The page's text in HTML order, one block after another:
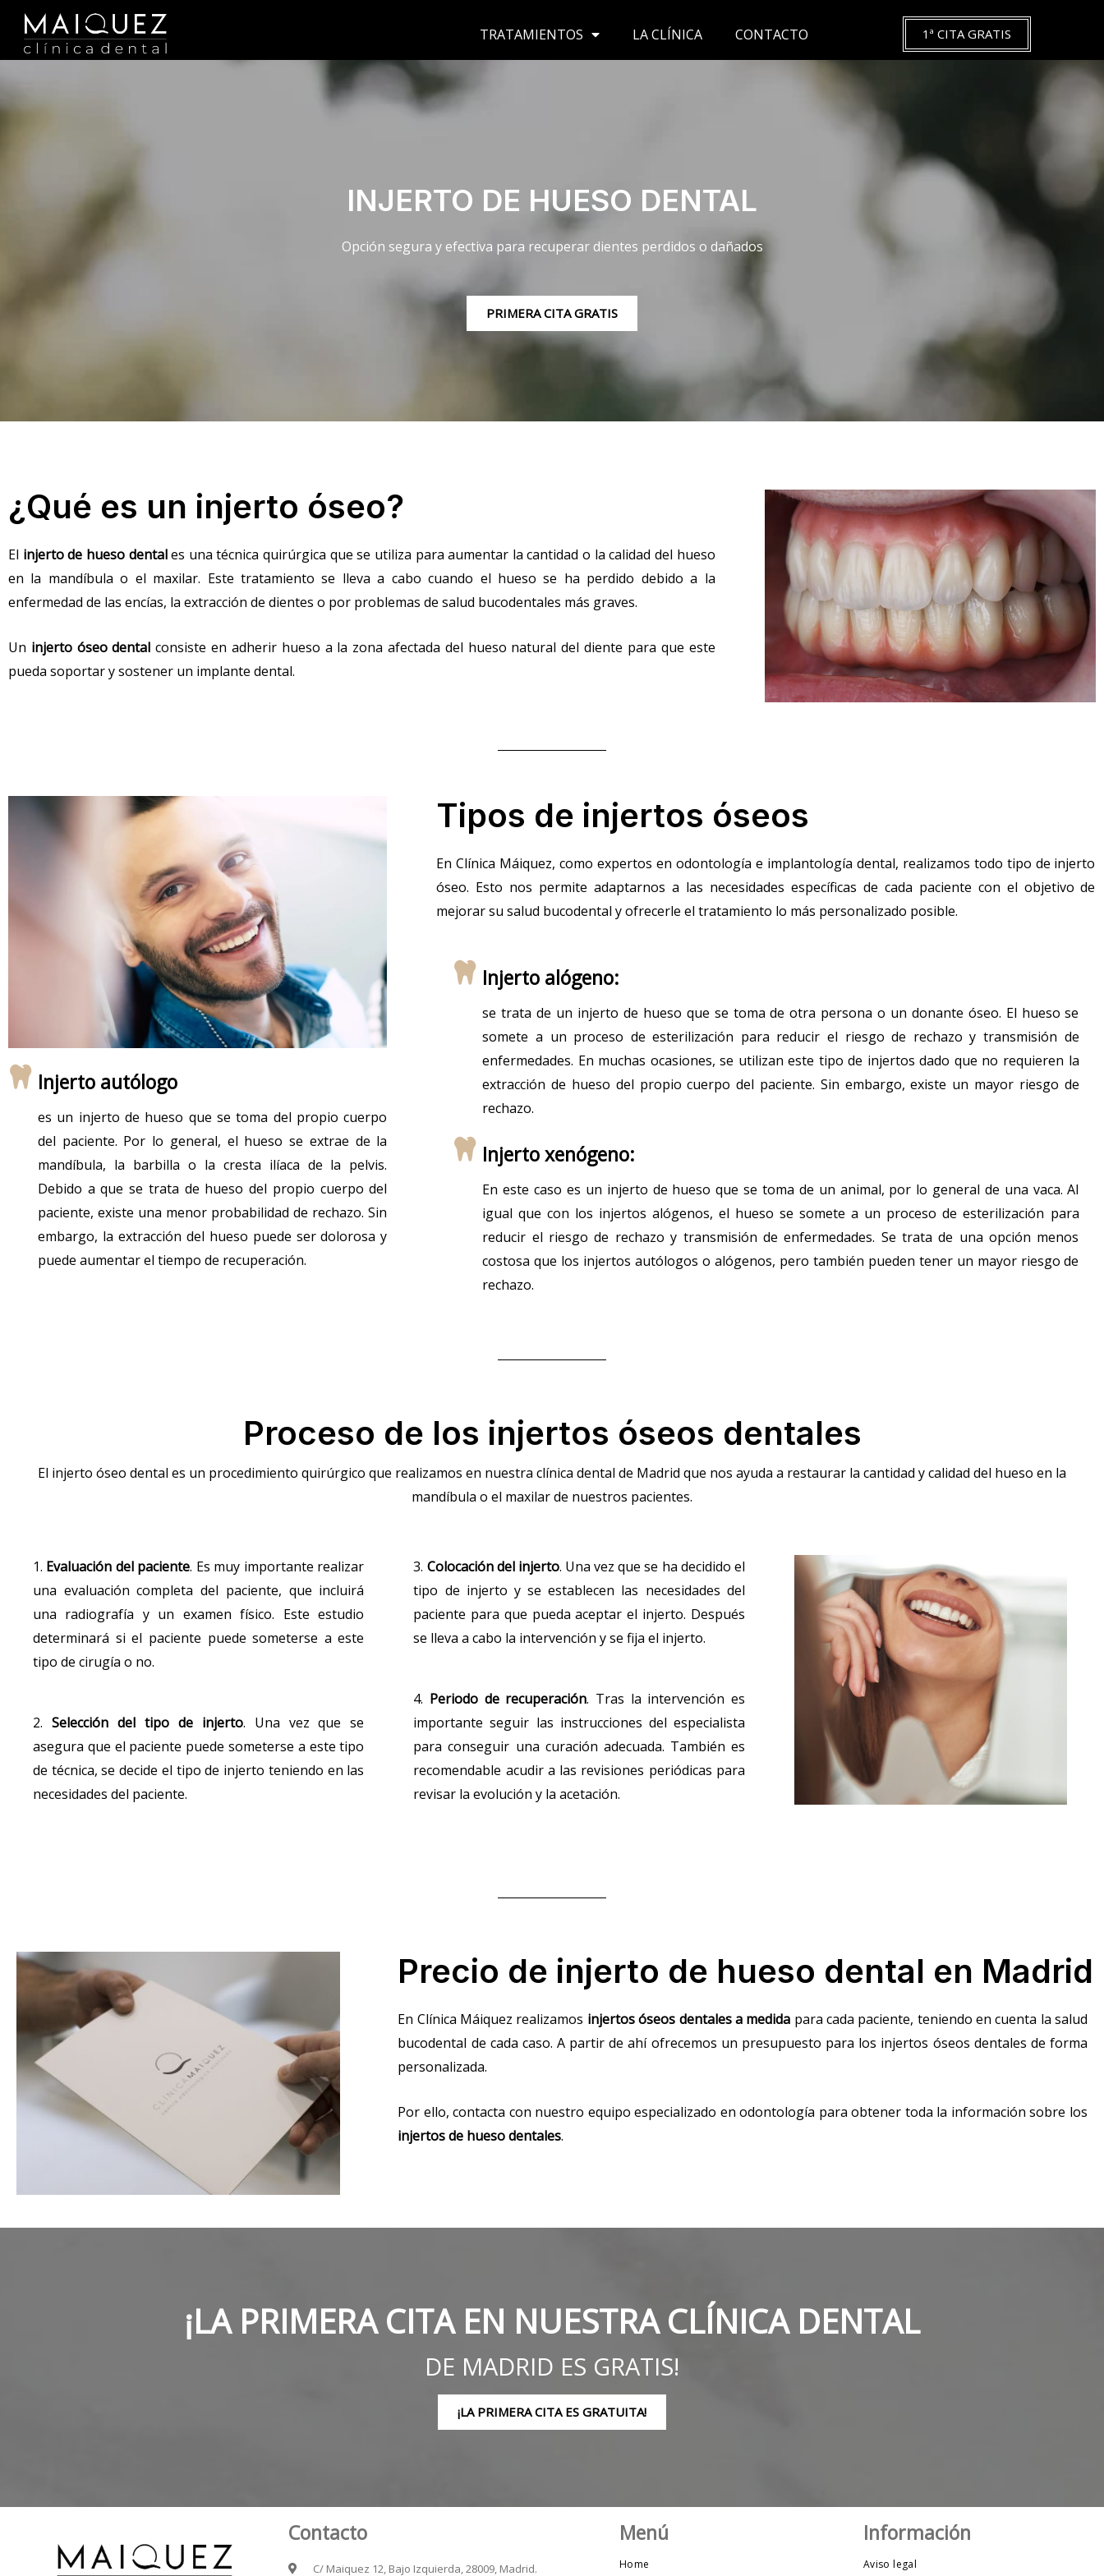
TRATAMIENTOS LA CLÍNICA CONTACTO 1ª CITA GRATIS
INJERTO DE HUESO DENTAL
Opción segura y efectiva para recuperar dientes perdidos o dañados
PRIMERA CITA GRATIS
¿Qué es un injerto óseo?
El injerto de hueso dentales una técnica quirúrgica que se utiliza para aumentar la cantidad o la calidad del hueso
en la mandíbula o el maxilar. Este tratamiento se lleva a cabo cuando el hueso se ha perdido debido a la
enfermedad de las encías, la extracción de dientes o por problemas de salud bucodentales más graves.
Un injerto óseo dental consiste en adherir hueso a la zona afectada del hueso natural del diente para que este
pueda soportar y sostener un implante dental.
Injerto autólogo
es un injerto de hueso que se toma del propio cuerpo
del paciente. Por lo general, el hueso se extrae de la
mandíbula, la barbilla o la cresta ilíaca de la pelvis.
Debido a que se trata de hueso del propio cuerpo del
paciente, existe una menor probabilidad de rechazo. Sin
embargo, la extracción del hueso puede ser dolorosa y
puede aumentar el tiempo de recuperación.
Tipos de injertos óseos
En Clínica Máiquez, como expertos en odontología e implantología dental, realizamos todo tipo de injerto
óseo. Esto nos permite adaptarnos a las necesidades específicas de cada paciente con el objetivo de
mejorar su salud bucodental y ofrecerle el tratamiento lo más personalizado posible.
Injerto alógeno:
se trata de un injerto de hueso que se toma de otra persona o un donante óseo. El hueso se
somete a un proceso de esterilización para reducir el riesgo de rechazo y transmisión de
enfermedades. En muchas ocasiones, se utilizan este tipo de injertos dado que no requieren la
extracción de hueso del propio cuerpo del paciente. Sin embargo, existe un mayor riesgo de
rechazo.
Injerto xenógeno:
En este caso es un injerto de hueso que se toma de un animal, por lo general de una vaca. Al
igual que con los injertos alógenos, el hueso se somete a un proceso de esterilización para
reducir el riesgo de rechazo y transmisión de enfermedades. Se trata de una opción menos
costosa que los injertos autólogos o alógenos, pero también pueden tener un mayor riesgo de
rechazo.
Proceso de los injertos óseos dentales
El injerto óseo dental es un procedimiento quirúrgico que realizamos en nuestra clínica dental de Madrid que nos ayuda a restaurar la cantidad y calidad del hueso en la
mandíbula o el maxilar de nuestros pacientes.
1. Evaluación del paciente. Es muy importante realizar
una evaluación completa del paciente, que incluirá
una radiografía y un examen físico. Este estudio
determinará si el paciente puede someterse a este
tipo de cirugía o no.
2. Selección del tipo de injerto. Una vez que se
asegura que el paciente puede someterse a este tipo
de técnica, se decide el tipo de injerto teniendo en las
necesidades del paciente.
3. Colocación del injerto. Una vez que se ha decidido el
tipo de injerto y se establecen las necesidades del
paciente para que pueda aceptar el injerto. Después
se lleva a cabo la intervención y se fija el injerto.
4. Periodo de recuperación. Tras la intervención es
importante seguir las instrucciones del especialista
para conseguir una curación adecuada. También es
recomendable acudir a las revisiones periódicas para
revisar la evolución y la acetación.
Precio de injerto de hueso dental en Madrid
En Clínica Máiquez realizamos injertos óseos dentales a medida para cada paciente, teniendo en cuenta la salud
bucodental de cada caso. A partir de ahí ofrecemos un presupuesto para los injertos óseos dentales de forma
personalizada.
Por ello, contacta con nuestro equipo especializado en odontología para obtener toda la información sobre los
injertos de hueso dentales.
¡LA PRIMERA CITA EN NUESTRA CLÍNICA DENTAL
DE MADRID ES GRATIS!
¡LA PRIMERA CITA ES GRATUITA!
Contacto
C/ Maiquez 12, Bajo Izquierda, 28009, Madrid.
Menú
Home
Información
Aviso legal